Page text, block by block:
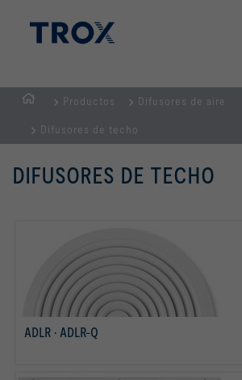
PRINCIPAL
Productos Difusores de aire
Difusores de techo
DIFUSORES DE TECHO
ADLR · ADLR-Q